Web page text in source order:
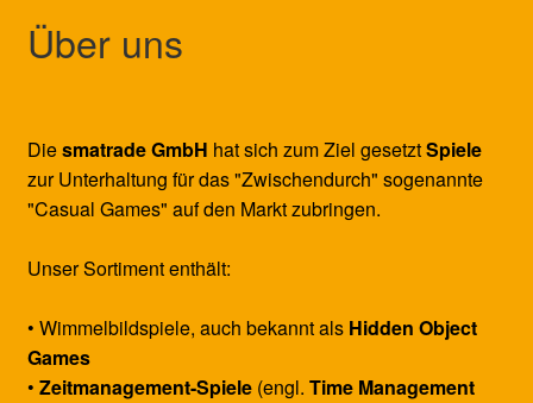
Über uns
Diesmatrade GmbH hat sich zum Ziel gesetztSpiele
zur Unterhaltung für das "Zwischendurch" sogenannte
"Casual Games" auf den Markt zubringen.
Unser Sortiment enthält:
• Wimmelbildspiele, auch bekannt als Hidden Object
Games
• Zeitmanagement-Spiele(engl. Time Management